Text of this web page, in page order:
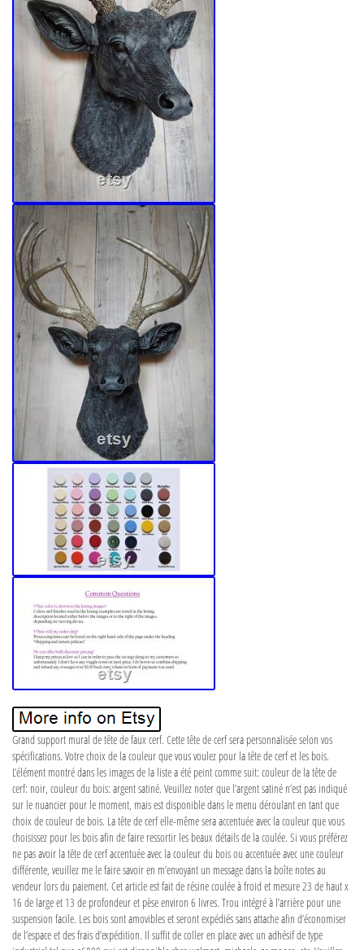
Grand support mural de tête de faux cerf. Cette tête de cerf sera personnalisée selon vos
spécifications. Votre choix de la couleur que vous voulez pour la tête de cerf et les bois.
L’élément montré dans les images de la liste a été peint comme suit: couleur de la tête de
cerf: noir, couleur du bois: argent satiné. Veuillez noter que l’argent satiné n’est pas indiqué
sur le nuancier pour le moment, mais est disponible dans le menu déroulant en tant que
choix de couleur de bois. La tête de cerf elle-même sera accentuée avec la couleur que vous
choisissez pour les bois afin de faire ressortir les beaux détails de la coulée. Si vous préférez
ne pas avoir la tête de cerf accentuée avec la couleur du bois ou accentuée avec une couleur
différente, veuillez me le faire savoir en m’envoyant un message dans la boîte notes au
vendeur lors du paiement. Cet article est fait de résine coulée à froid et mesure 23 de haut x
16 de large et 13 de profondeur et pèse environ 6 livres. Trou intégré à l’arrière pour une
suspension facile. Les bois sont amovibles et seront expédiés sans attache afin d’économiser
de l’espace et des frais d’expédition. Il suffit de coller en place avec un adhésif de type